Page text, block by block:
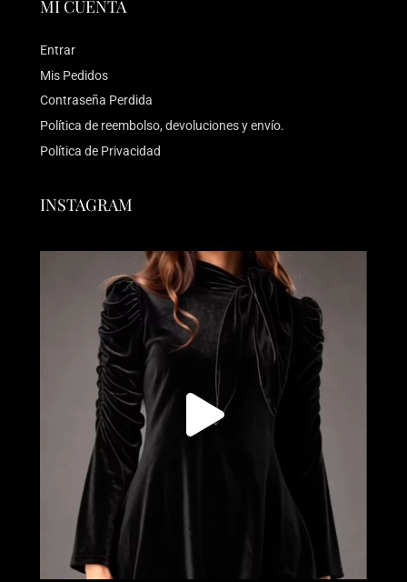
MI CUENTA
Entrar
Mis Pedidos
Contraseña Perdida
Política de reembolso, devoluciones y envío.
Política de Privacidad
INSTAGRAM